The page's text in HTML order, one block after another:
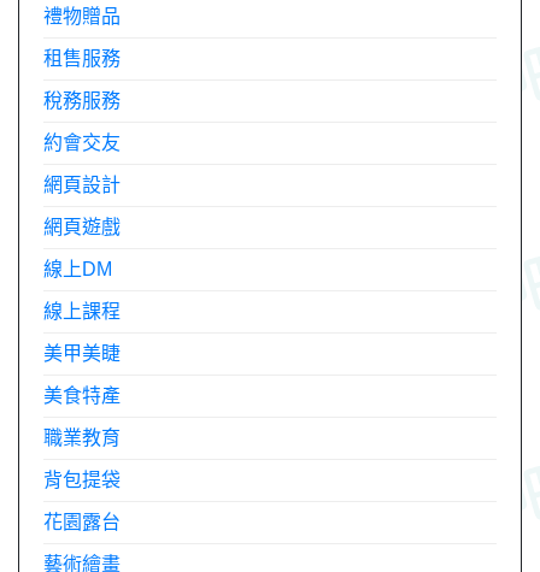
禮物贈品
租售服務
稅務服務
約會交友
網頁設計
網頁遊戲
線上DM
線上課程
美甲美睫
美食特產
職業教育
背包提袋
花園露台
藝術繪畫